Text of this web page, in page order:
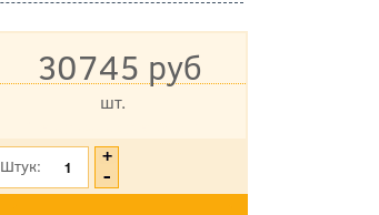
30745 руб
шт.
Штук: